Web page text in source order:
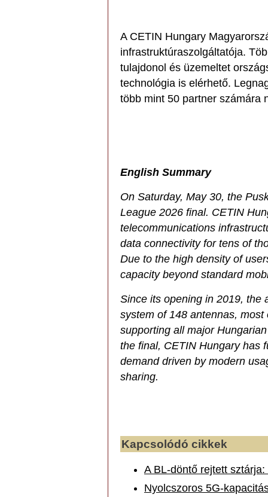
A CETIN Hungary
infrastruktúraszolgáltatója.
tulajdonol és üzemeltet
technológia is elérhető.
több mint 50 partner számára
English Summary
On Saturday, May 30, the
League 2026 final. CETIN
telecommunications
data connectivity for tens of
Due to the high density of
capacity beyond standard
Since its opening in 2019, the
system of 148 antennas,
supporting all major
the final, CETIN Hungary has
demand driven by modern
sharing.
Kapcsolódó cikkek
A BL-döntő rejtett
Nyolcszoros